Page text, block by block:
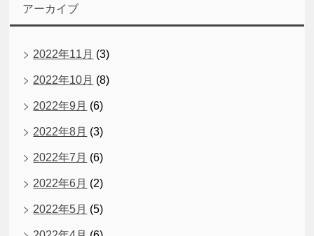
アーカイブ
2022年11月 (3)
2022年10月 (8)
2022年9月 (6)
2022年8月 (3)
2022年7月 (6)
2022年6月 (2)
2022年5月 (5)